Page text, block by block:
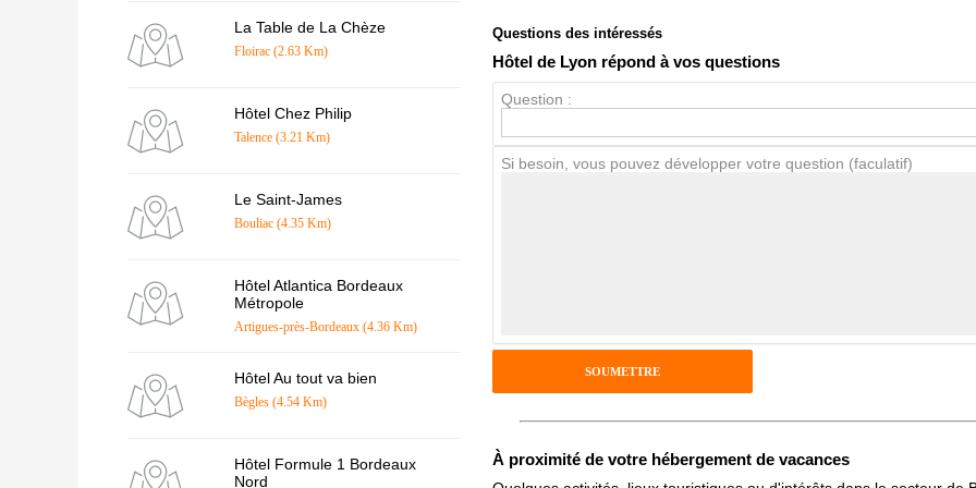
La Table de La Chèze
Floirac (2.63 Km)
Hôtel Chez Philip
Talence (3.21 Km)
Le Saint-James
Bouliac (4.35 Km)
Hôtel Atlantica Bordeaux
Métropole
Artigues-près-Bordeaux (4.36 Km)
Hôtel Au tout va bien
Bègles (4.54 Km)
Hôtel Formule 1 Bordeaux
Nord
Note globale
Avis Clients
Antispam - Combien font 7x4 (en chiffres) :
Avis sur l'établissement :
Questions des intéressés
Hôtel de Lyon répond à vos questions
Question :
Si besoin, vous pouvez développer votre question (faculatif)
À proximité de votre hébergement de vacances